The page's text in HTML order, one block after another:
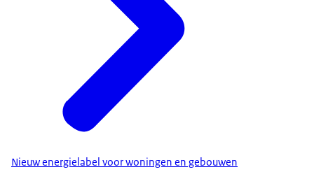
Nieuw energielabel voor woningen en gebouwen